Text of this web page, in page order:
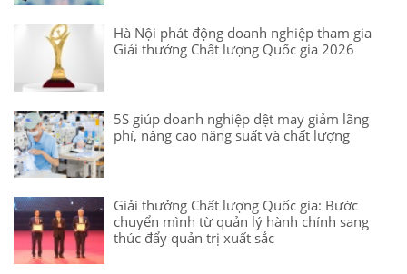
Hà Nội phát động doanh nghiệp tham gia
Giải thưởng Chất lượng Quốc gia 2026
5S giúp doanh nghiệp dệt may giảm lãng
phí, nâng cao năng suất và chất lượng
Giải thưởng Chất lượng Quốc gia: Bước
chuyển mình từ quản lý hành chính sang
thúc đẩy quản trị xuất sắc